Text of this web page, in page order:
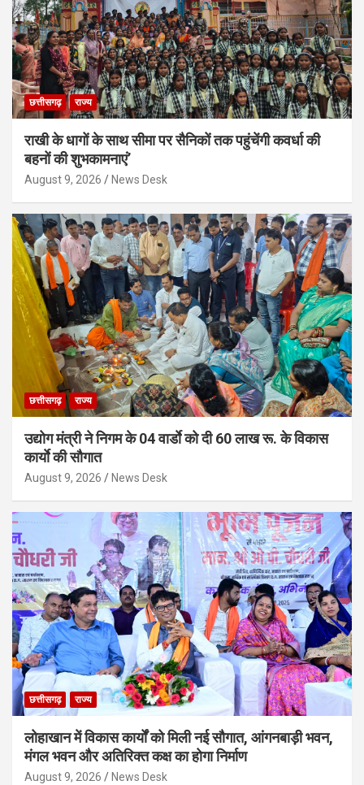
छत्तीसगढ़ राज्य
राखी के धागों के साथ सीमा पर सैनिकों तक पहुंचेंगी कवर्धा की
बहनों की शुभकामनाएं’
August 9, 2026 News Desk
छत्तीसगढ़ राज्य
उद्योग मंत्री ने निगम के 04 वार्डाे को दी 60 लाख रू. के विकास
कार्याे की सौगात
August 9, 2026 News Desk
छत्तीसगढ़ राज्य
लोहाखान में विकास कार्यों को मिली नई सौगात, आंगनबाड़ी भवन,
मंगल भवन और अतिरिक्त कक्ष का होगा निर्माण
August 9, 2026 News Desk